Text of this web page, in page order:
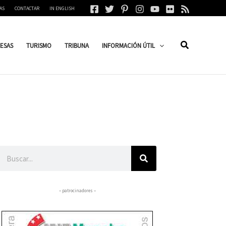
CONTACTAR IN ENGLISH
TURISMO TRIBUNA INFORMACIÓN ÚTIL
– patrocinadores –